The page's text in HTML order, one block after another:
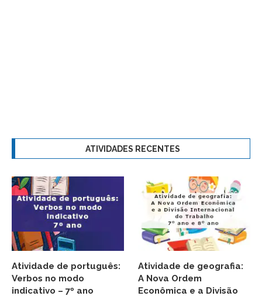
ATIVIDADES RECENTES
Atividade de português:
Verbos no modo
indicativo – 7º ano
Atividade de geografia:
A Nova Ordem
Econômica e a Divisão